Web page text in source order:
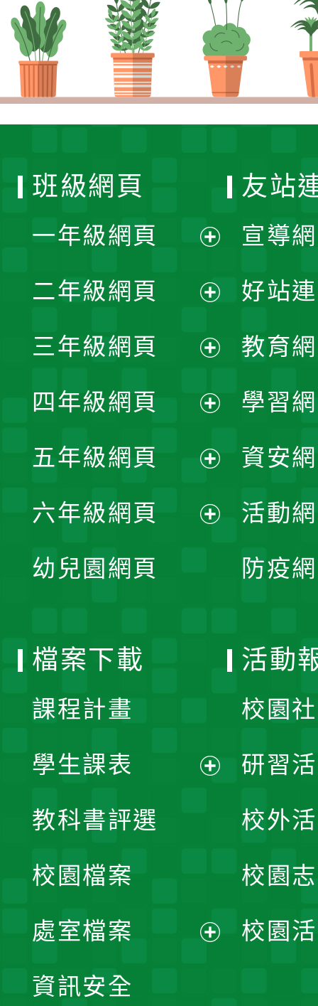
班級網頁
一年級網頁
開
選
單
二年級網頁
開
選
單
三年級網頁
開
選
單
四年級網頁
開
選
五年級網頁
開
六年級網頁
幼兒園網頁
友站
宣導
好站
教育
學習
資安
活動
防疫
檔案下載
課程計畫
學生課表
單
教科書評選
校園檔案
處室檔案
資訊安全
活動
校園
研習
校外
校園
校園